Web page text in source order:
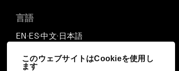
このウェブサイトはCookieを使用し
ます
言語
EN ▪ ES▪中文▪ 日本語